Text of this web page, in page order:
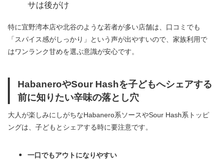
サは後がけ
特に宜野湾本店や北谷のような若者が多い店舗は、口コミでも
「スパイス感がしっかり」という声が出やすいので、家族利用で
はワンランク甘めを選ぶ意識が安心です。
HabaneroやSour Hashを子どもへシェアする
前に知りたい辛味の落とし穴
大人が楽しみにしがちなHabanero系ソースやSour Hash系トッピ
ングは、子どもとシェアする時に要注意です。
一口でもアウトになりやすい